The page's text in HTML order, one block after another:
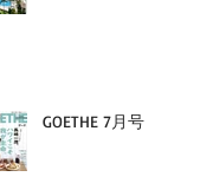
GOETHE 7月号